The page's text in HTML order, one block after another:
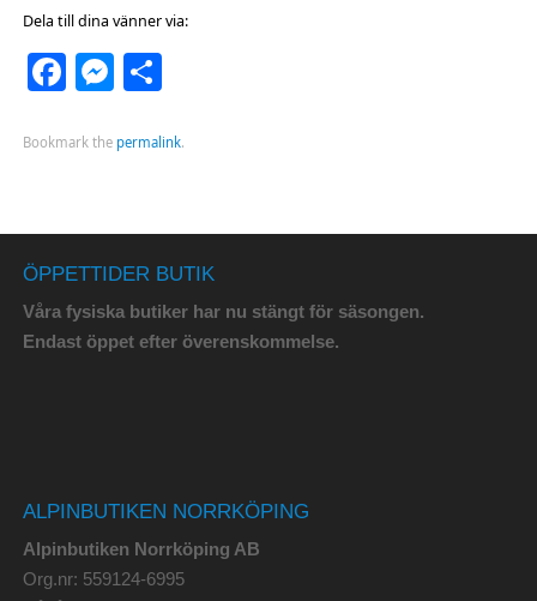
Dela till dina vänner via:
Facebook
Messenger
Dela
Bookmark the permalink.
ÖPPETTIDER BUTIK
Våra fysiska butiker har nu stängt för säsongen.
Endast öppet efter överenskommelse.
ALPINBUTIKEN NORRKÖPING
Alpinbutiken Norrköping AB
Org.nr: 559124-6995